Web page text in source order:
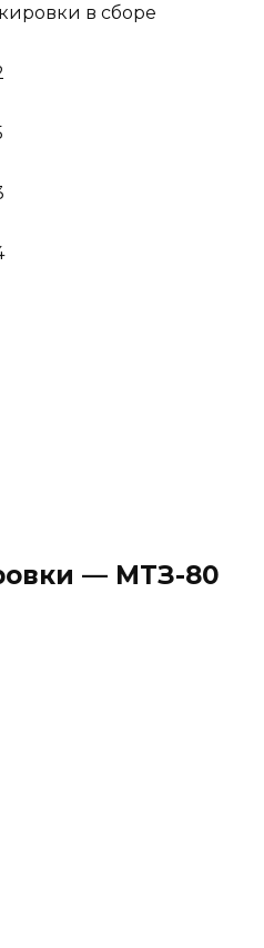
в сборе
— МТЗ-80